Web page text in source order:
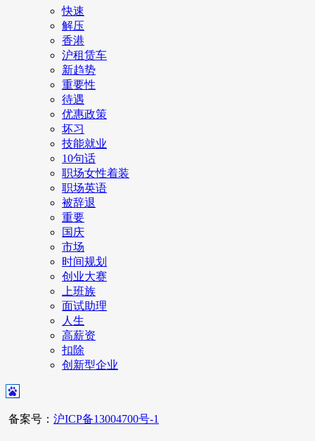
快速
解压
香港
沪租赁车
新趋势
重要性
待遇
优惠政策
坏习
技能就业
10句话
职场女性着装
职场英语
被辞退
重要
国庆
市场
时间规划
创业大赛
上班族
面试助理
人生
高薪资
扣除
创新型企业
备案号： 沪ICP备13004700号-1